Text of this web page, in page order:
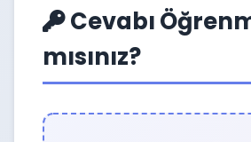
Cevabı
mısınız?